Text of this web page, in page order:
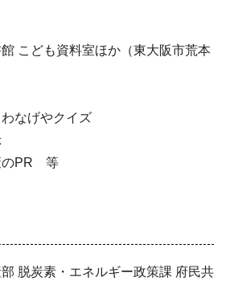
こども資料室ほか（東大阪市荒本
なげやクイズ
のPR 等
脱炭素・エネルギー政策課 府民共